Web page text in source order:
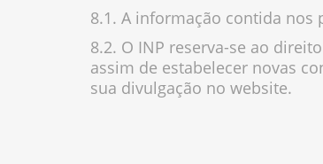
8.1. A informação contida nos
8.2. O INP reserva-se ao
assim de estabelecer novas
sua divulgação no website.